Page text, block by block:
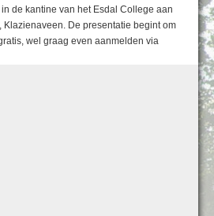
de kantine van het Esdal College aan
Klazienaveen. De presentatie begint om
wel graag even aanmelden via